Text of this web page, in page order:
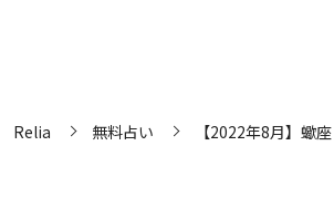
Relia 無料占い 【2022年8月】蠍